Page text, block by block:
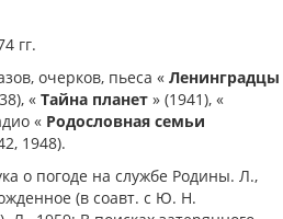
гг.
очерков, пьеса « Ленинградцы
« Тайна планет » (1941), «
« Родословная семьи
1948).
о погоде на службе Родины. Л.,
(в соавт. с Ю. Н.